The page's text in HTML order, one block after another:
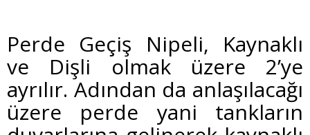
Perde Geçiş Nipeli, Kaynaklı
ve Dişli olmak üzere 2’ye
ayrılır. Adından da anlaşılacağı
üzere perde yani tankların